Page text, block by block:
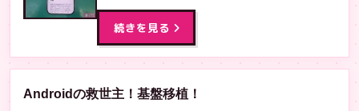
続きを見る
Androidの救世主！基盤移植！